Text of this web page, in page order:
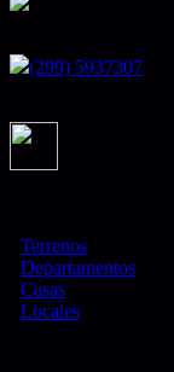
(299) 5937307
Terrenos
Departamentos
Casas
Locales